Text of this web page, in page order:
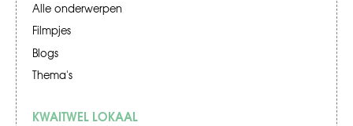
Alle onderwerpen
Filmpjes
Blogs
Thema's
KWAITWEL LOKAAL